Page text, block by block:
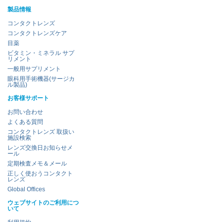
製品情報
コンタクトレンズ
コンタクトレンズケア
目薬
ビタミン・ミネラル サプ
リメント
一般用サプリメント
眼科用手術機器(サージカ
ル製品)
お客様サポート
お問い合わせ
よくある質問
コンタクトレンズ 取扱い
施設検索
レンズ交換日お知らせメ
ール
定期検査メモ＆メール
正しく使おうコンタクト
レンズ
Global Offices
ウェブサイトのご利用につ
いて